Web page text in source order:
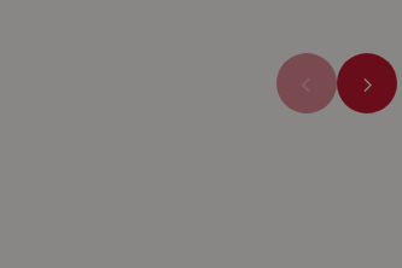
er nødvendige for at afspille videoerne.